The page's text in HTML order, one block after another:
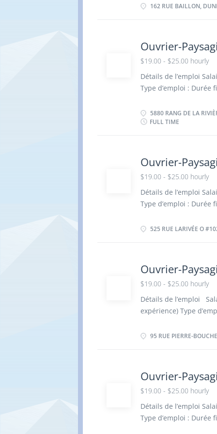
d'installation
· Participer aux
saisons. · Effectuer
chantiers propres,
au travail . Qualités
162 RUE BAILLON,
Ouvrier-
$19.00 - $25.00 hourly
Détails de l’emploi
Type d’emploi : Durée
Heures
d'aménagement
extérieurs. · Installer
éléments
estivale, notamment
équipements
machinerie légère et
5880 RANG DE LA
FULL TIME
Ouvrier-
$19.00 - $25.00 hourly
Détails de l’emploi
Type d’emploi : Durée
supplémentaires
espaces verts. ·
terrains, incluant la
saisons. · Effectuer
végétaux, ainsi que
525 RUE LARIVÉE O
Ouvrier-
$19.00 - $25.00 hourly
Détails de l’emploi
expérience) Type
Heures
surfaces. · Assister
des tâches de
plantation d'arbres,
d'aménagement. ·
95 RUE PIERRE-
Ouvrier-
$19.00 - $25.00 hourly
Détails de l’emploi
Type d’emploi : Durée